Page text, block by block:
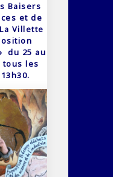
Baisers
et de
Villette
du 25 au
tous les